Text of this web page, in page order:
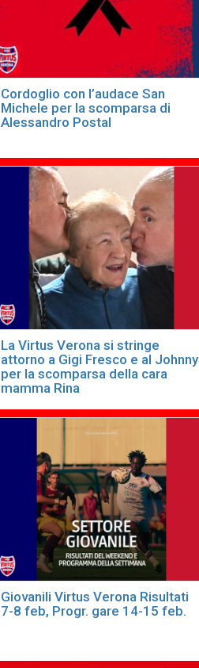
Cordoglio con l’audace San
Michele per la scomparsa di
Alessandro Postal
La Virtus Verona si stringe
attorno a Gigi Fresco e al Johnny
per la scomparsa della cara
mamma Rina
Giovanili Virtus Verona Risultati
7-8 feb, Progr. gare 14-15 feb.